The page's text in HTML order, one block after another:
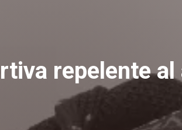
repelente al